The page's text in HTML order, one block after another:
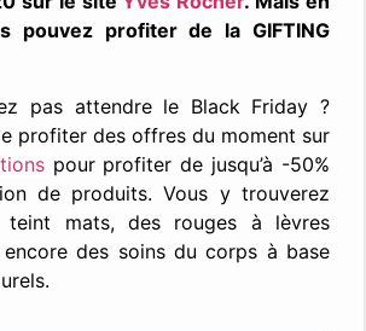
pouvez profiter de la GIFTING
pas attendre le Black Friday ?
profiter des offres du moment sur
pour profiter de jusqu’à -50%
de produits. Vous y trouverez
mats, des rouges à lèvres
des soins du corps à base